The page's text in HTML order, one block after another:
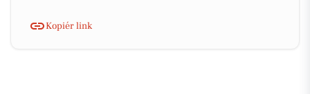
Kopiér link